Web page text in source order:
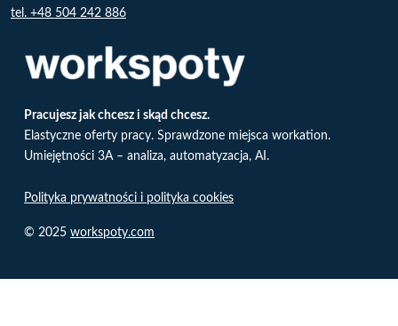
Pracujesz jak chcesz i skąd chcesz.
Elastyczne oferty pracy. Sprawdzone miejsca workation.
Umiejętności 3A – analiza, automatyzacja, AI.
Polityka prywatności i polityka cookies
© 2025 workspoty.com
tel. +48 504 242 886